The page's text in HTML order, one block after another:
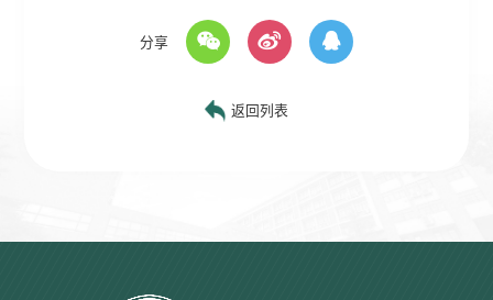
分享
返回列表